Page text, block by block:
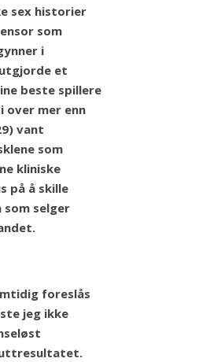
sex historier
som
i
et
beste spillere
over mer enn
vant
som
kliniske
på å skille
selger
foreslås
jeg ikke